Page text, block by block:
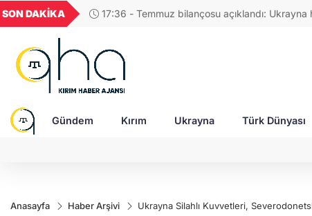
SON DAKİKA
17:36 - Temmuz bilançosu açıklandı: Ukrayna
GEL
18,2677
16,3788
27,9743
0,0018
Gündem Kırım Ukrayna Türk Dünyası
Anasayfa Haber Arşivi Ukrayna Silahlı Kuvvetleri,